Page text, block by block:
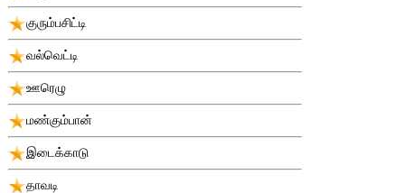
குரும்பசிட்டி
வல்வெட்டி
ஊரெழு
மண்கும்பான்
இடைக்காடு
தாவடி